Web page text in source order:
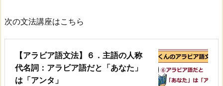
次の文法講座はこちら
【アラビア語文法】６．主語の人称
代名詞：アラビア語だと「あなた」
は「アンタ」